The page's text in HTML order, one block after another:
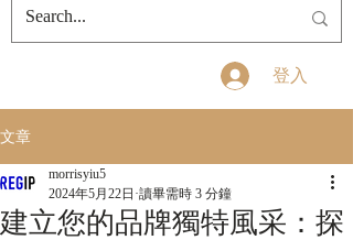
登入
文章
建立您的品牌獨特風采：探
morrisyiu5
2024年5月22日 讀畢需時 3 分鐘